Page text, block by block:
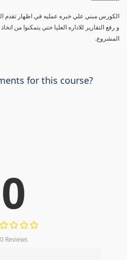
الكورس مبني علي خبره عمليه في اظهار تقدم
و رفع التقارير للاداره العليا حتي يتمكنوا من
المشروع.
for this course?
0
0 Reviews